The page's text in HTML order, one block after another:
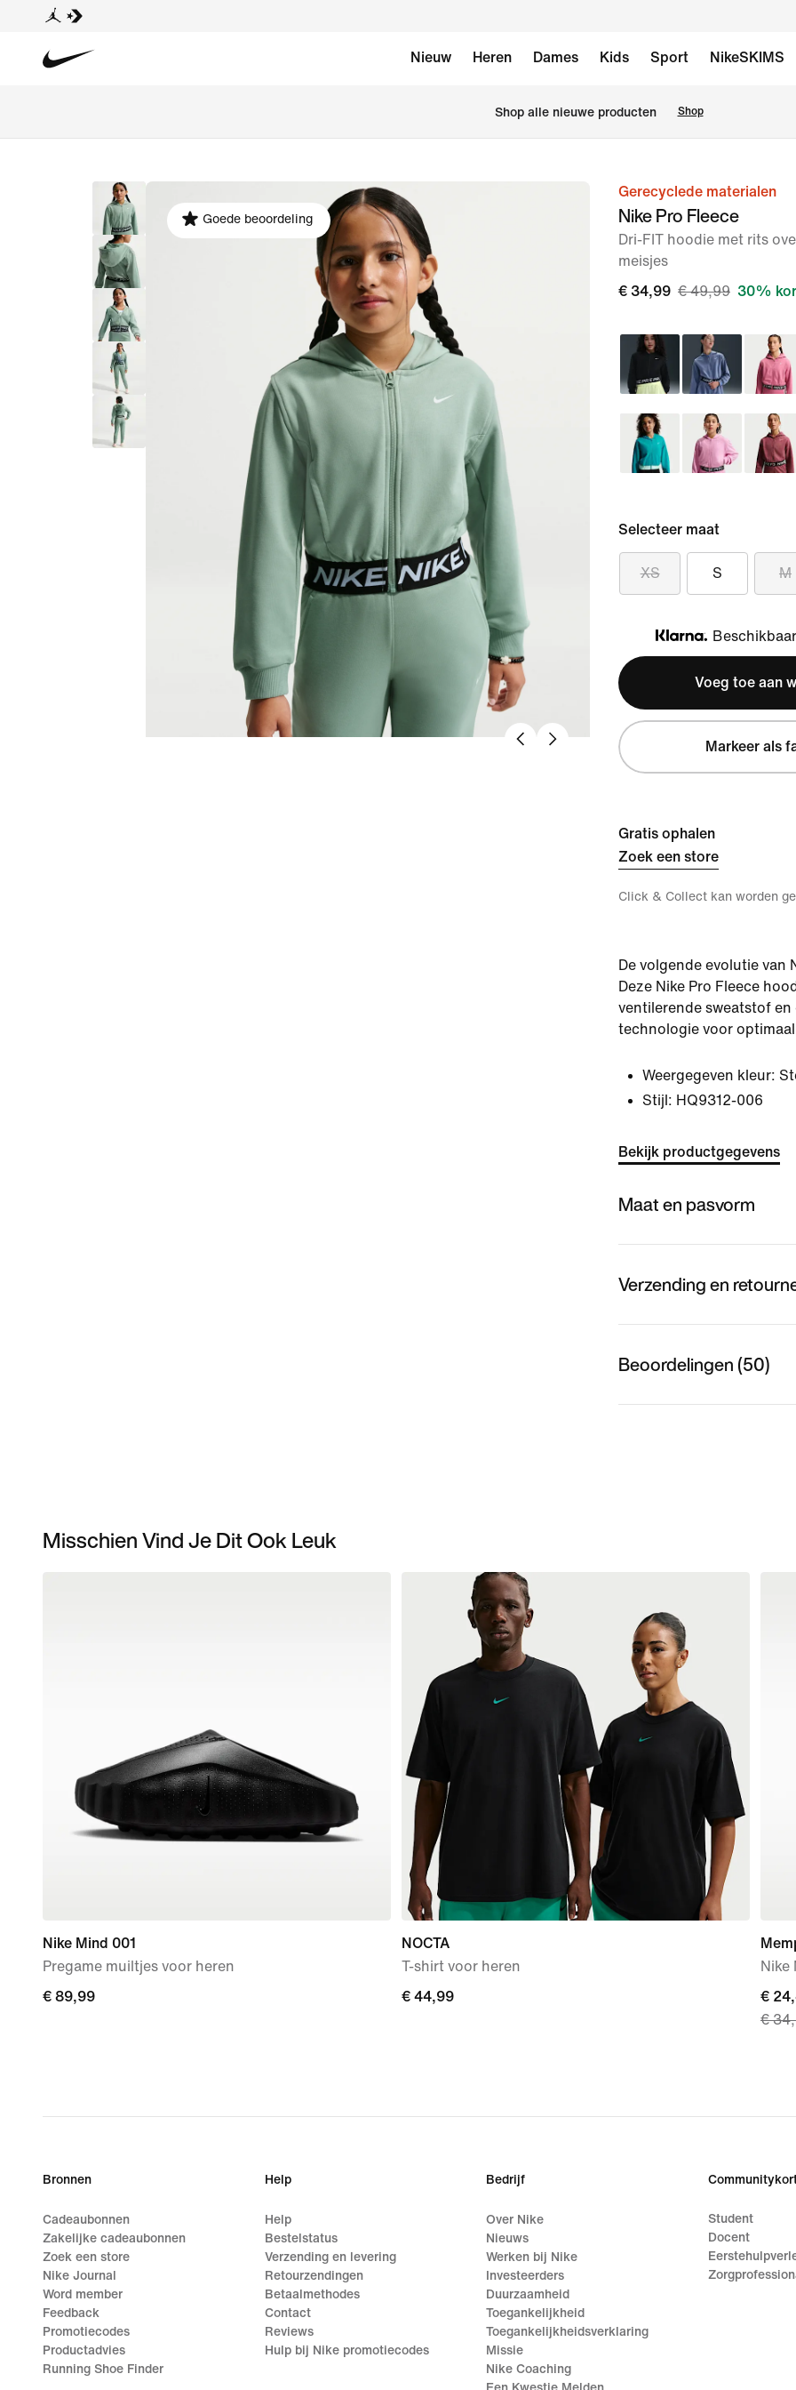
Nieuw Heren Dames Kids Sport NikeSKIMS
Shop alle nieuwe producten Shop
afbeelding
Goede beoordeling
Gerecyclede materialen
Nike Pro Fleece
Dri-FIT hoodie met rits
meisjes
€ 34,99 € 49,99 30%
Selecteer maat
XS S M
Klarna
Voeg toe aan
Markeer als
Gratis ophalen
Zoek een store
Click & Collect kan worden
De volgende evolutie van
Deze Nike Pro Fleece
ventilerende sweatstof
technologie voor
Weergegeven kleur:
Stijl: HQ9312-006
Bekijk productgegevens
Maat en pasvorm
Verzending en
Beoordelingen (50)
Misschien Vind Je Dit Ook Leuk
Nike Mind 001
Pregame muiltjes voor heren
€ 89,99
€ 89,99
NOCTA
T-shirt voor heren
€ 44,99
€ 44,99
Nike
price
€
€
€
Bronnen
Cadeaubonnen
Zakelijke cadeaubonnen
Zoek een store
Nike Journal
Word member
Feedback
Promotiecodes
Productadvies
Running Shoe Finder
Help
Help
Bestelstatus
Verzending en levering
Retourzendingen
Betaalmethodes
Contact
Reviews
Hulp bij Nike promotiecodes
Bedrijf
Over Nike
Nieuws
Werken bij Nike
Investeerders
Duurzaamheid
Toegankelijkheid
Toegankelijkheidsverklaring
Missie
Nike Coaching
Een Kwestie Melden
Student
Docent